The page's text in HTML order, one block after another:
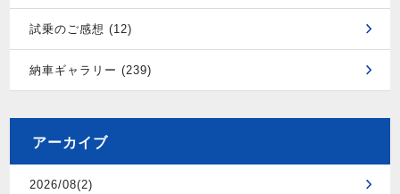
試乗のご感想 (12)
納車ギャラリー (239)
アーカイブ
2026/08(2)